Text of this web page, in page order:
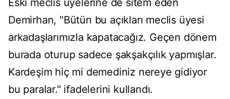
Eski meclis üyelerine de sitem eden
Demirhan, "Bütün bu açıkları meclis üyesi
arkadaşlarımızla kapatacağız. Geçen dönem
burada oturup sadece şakşakçılık yapmışlar.
Kardeşim hiç mi demediniz nereye gidiyor
bu paralar." ifadelerini kullandı.